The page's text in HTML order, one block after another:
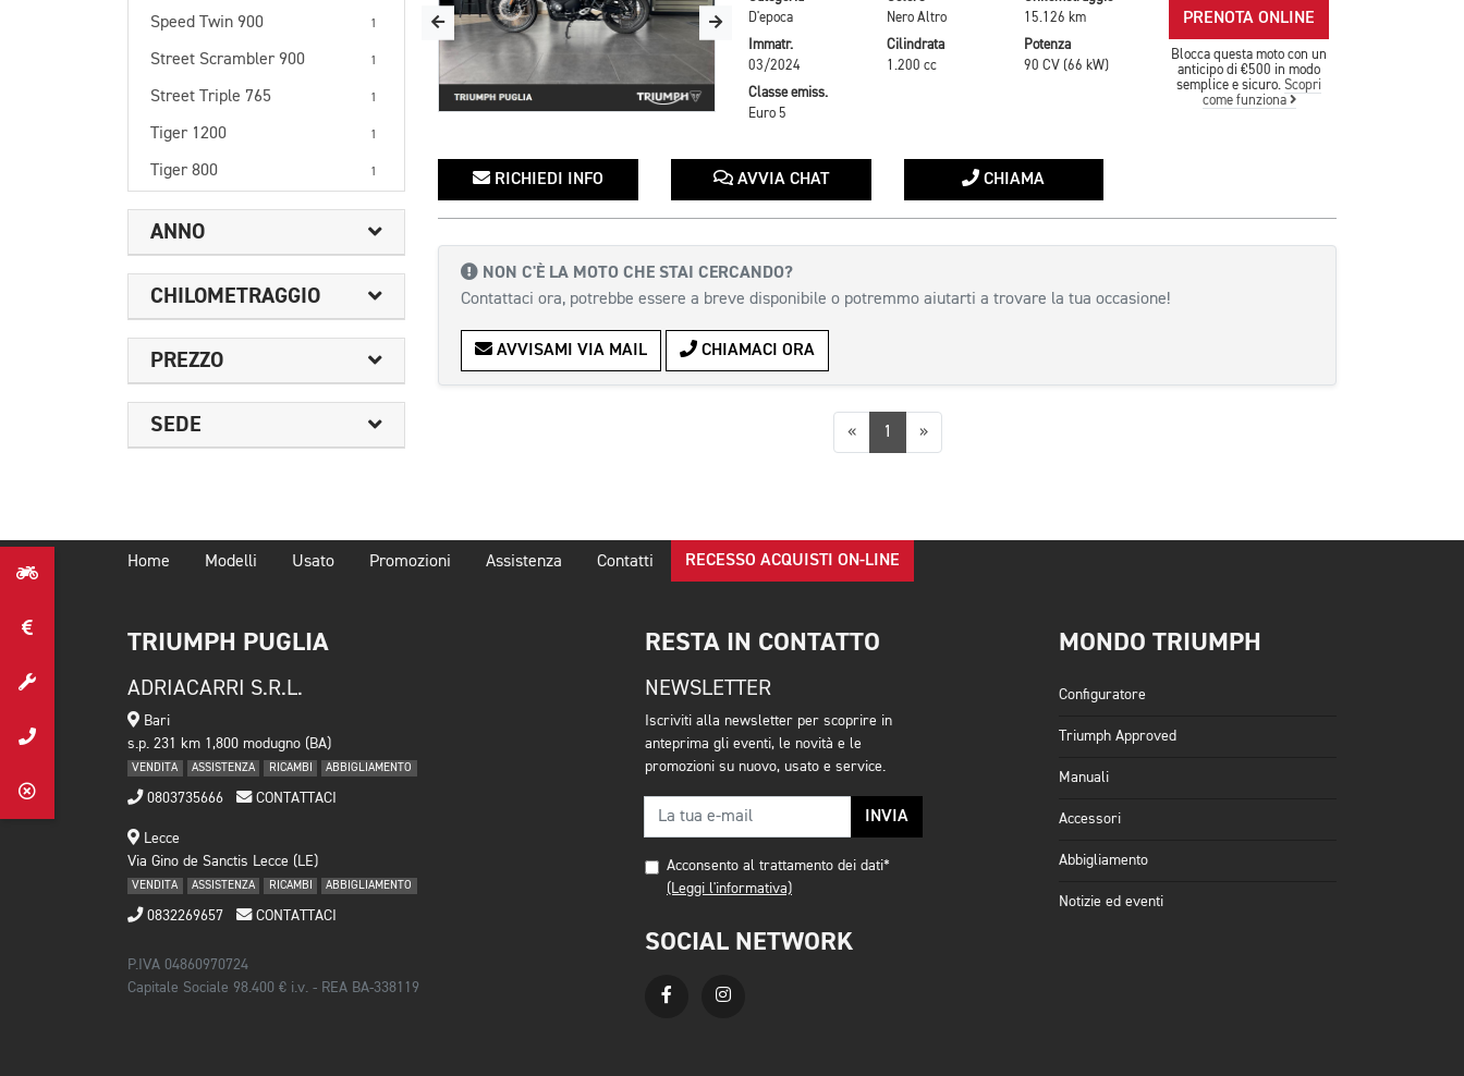
Speed Twin 900 1
Street Scrambler 900 1
Street Triple 765 1
Tiger 1200 1
Tiger 800 1
ANNO
CHILOMETRAGGIO
PREZZO
SEDE
D'epoca
Nero Altro
15.126 km
Immatr.
03/2024
Cilindrata
1.200 cc
Potenza
90 CV (66 kW)
Classe emiss.
Euro 5
PRENOTA ONLINE
Blocca questa moto con un
anticipo di €500 in modo
semplice e sicuro.Scopri
come funziona
RICHIEDI INFO AVVIA CHAT CHIAMA
NON C'È LA MOTO CHE STAI CERCANDO?
Contattaci ora, potrebbe essere a breve disponibile o potremmo aiutarti a trovare la tua occasione!
AVVISAMI VIA MAIL CHIAMACI ORA
«Precedente
1 »Successiva
Home Modelli Usato Promozioni Assistenza Contatti RECESSO ACQUISTI ON-LINE
TRIUMPH PUGLIA
ADRIACARRI S.R.L.
Bari
s.p. 231 km 1,800 modugno (BA)
VENDITA ASSISTENZA RICAMBI ABBIGLIAMENTO
0803735666 CONTATTACI
Lecce
Via Gino de Sanctis Lecce (LE)
VENDITA ASSISTENZA RICAMBI ABBIGLIAMENTO
0832269657 CONTATTACI
P.IVA 04860970724
Capitale Sociale 98.400 € i.v. - REA BA-338119
RESTA IN CONTATTO
NEWSLETTER
Iscriviti alla newsletter per scoprire in
anteprima gli eventi, le novità e le
promozioni su nuovo, usato e service.
INVIA
Acconsento al trattamento dei dati*
(Leggi l'informativa)
SOCIAL NETWORK
MONDO TRIUMPH
Configuratore
Triumph Approved
Manuali
Accessori
Abbigliamento
Notizie ed eventi